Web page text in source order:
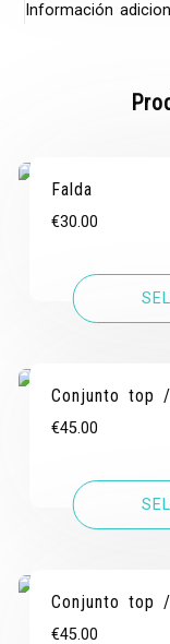
Información
Falda
€30.00
Conjunto top
€45.00
Conjunto top
€45.00